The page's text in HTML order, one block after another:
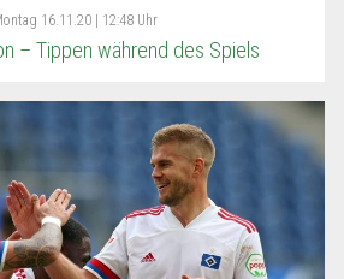
16.11.20 | 12:48 Uhr
– Tippen während des Spiels